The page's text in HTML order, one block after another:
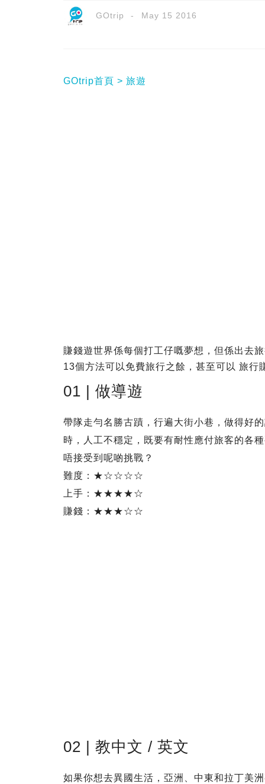
GOtrip May 15 2016
GOtrip首頁 旅遊
賺錢遊世界係每個打工仔嘅夢想，但係出去
13個方法可以免費旅行之餘，甚至可以 旅行
01 | 做導遊
帶隊走勻名勝古蹟，行遍大街小巷，做得好
時，人工不穩定，既要有耐性應付旅客的各
唔接受到呢啲挑戰？
難度：★☆☆☆☆
上手：★★★★☆
賺錢：★★★☆☆
02 | 教中文 / 英文
如果你想去異國生活，亞洲、中東和拉丁美